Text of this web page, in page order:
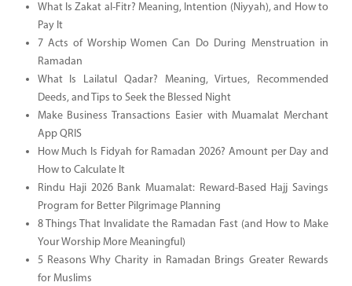
What Is Zakat al-Fitr? Meaning, Intention (Niyyah), and How to
Pay It
7 Acts of Worship Women Can Do During Menstruation in
Ramadan
What Is Lailatul Qadar? Meaning, Virtues, Recommended
Deeds, and Tips to Seek the Blessed Night
Make Business Transactions Easier with Muamalat Merchant
App QRIS
How Much Is Fidyah for Ramadan 2026? Amount per Day and
How to Calculate It
Rindu Haji 2026 Bank Muamalat: Reward-Based Hajj Savings
Program for Better Pilgrimage Planning
8 Things That Invalidate the Ramadan Fast (and How to Make
Your Worship More Meaningful)
5 Reasons Why Charity in Ramadan Brings Greater Rewards
for Muslims